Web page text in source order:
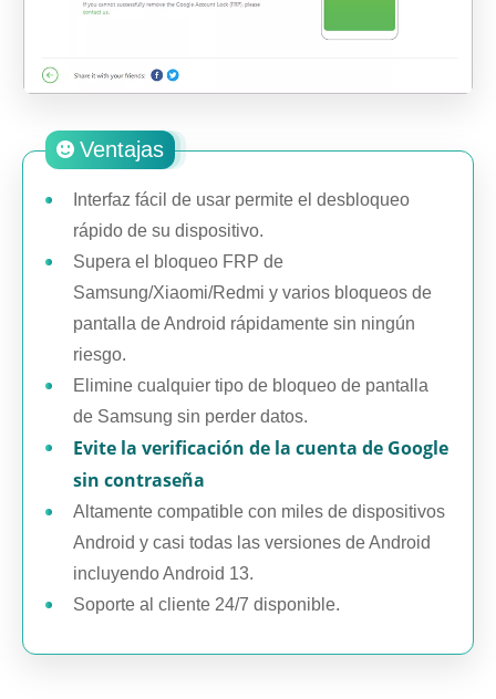
Ventajas
Interfaz fácil de usar permite el desbloqueo
rápido de su dispositivo.
Supera el bloqueo FRP de
Samsung/Xiaomi/Redmi y varios bloqueos de
pantalla de Android rápidamente sin ningún
riesgo.
Elimine cualquier tipo de bloqueo de pantalla
de Samsung sin perder datos.
Evite la verificación de la cuenta de Google
sin contraseña
Altamente compatible con miles de dispositivos
Android y casi todas las versiones de Android
incluyendo Android 13.
Soporte al cliente 24/7 disponible.